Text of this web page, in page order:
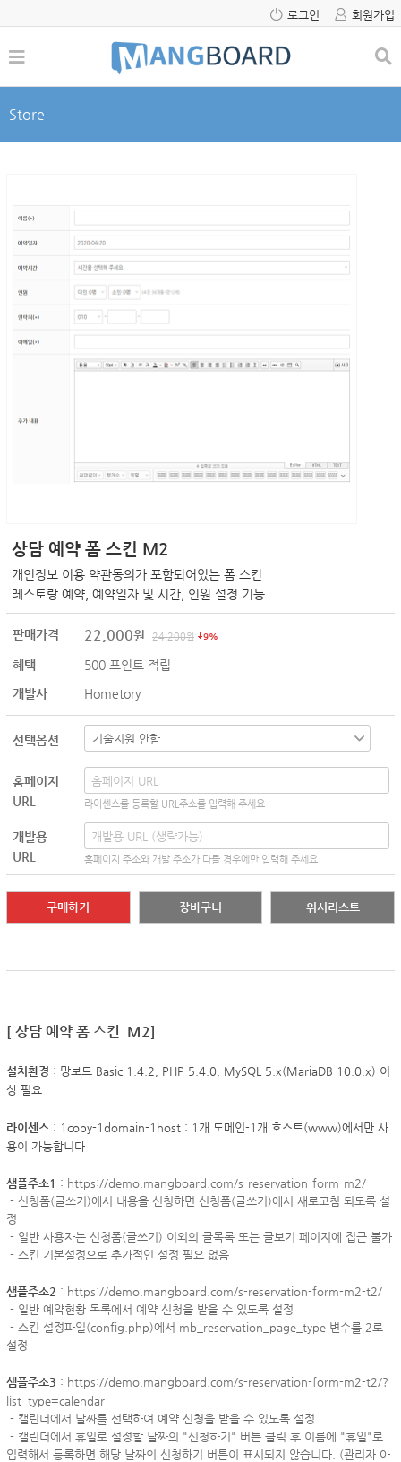
로그인 회원가입
Store
상담 예약 폼 스킨 M2
개인정보 이용 약관동의가 포함되어있는 폼 스킨
레스토랑 예약, 예약일자 및 시간, 인원 설정 기능
판매가격 22,000원 24,200원 9%
혜택 500 포인트 적립
개발사
Hometory
선택옵션
홈페이지
URL
라이센스를 등록할 URL주소를 입력해 주세요
개발용
URL
홈페이지 주소와 개발 주소가 다를 경우에만 입력해 주세요
구매하기 장바구니 위시리스트
[ 상담 예약 폼 스킨 M2]
설치환경 : 망보드 Basic 1.4.2, PHP 5.4.0, MySQL 5.x(MariaDB 10.0.x) 이
상 필요
라이센스 : 1copy-1domain-1host : 1개 도메인-1개 호스트(www)에서만 사
용이 가능합니다
샘플주소1 : https://demo.mangboard.com/s-reservation-form-m2/
- 신청폼(글쓰기)에서 내용을 신청하면 신청폼(글쓰기)에서 새로고침 되도록 설
정
- 일반 사용자는 신청폼(글쓰기) 이외의 글목록 또는 글보기 페이지에 접근 불가
- 스킨 기본설정으로 추가적인 설정 필요 없음
샘플주소2 : https://demo.mangboard.com/s-reservation-form-m2-t2/
- 일반 예약현황 목록에서 예약 신청을 받을 수 있도록 설정
- 스킨 설정파일(config.php)에서 mb_reservation_page_type 변수를 2로
설정
샘플주소3 : https://demo.mangboard.com/s-reservation-form-m2-t2/?
list_type=calendar
- 캘린더에서 날짜를 선택하여 예약 신청을 받을 수 있도록 설정
- 캘린더에서 휴일로 설정할 날짜의 "신청하기" 버튼 클릭 후 이름에 "휴일"로
입력해서 등록하면 해당 날짜의 신청하기 버튼이 표시되지 않습니다. (관리자 아